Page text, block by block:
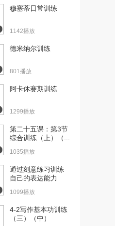
选颜
可选颜
06:21
创意合
18:07
创意合
18:11
创意合
18:13
穆塞蒂日常训练
1142播放
德米纳尔训练
801播放
阿卡休赛期训练
1299播放
第二十五课：第3节
综合训练（上）（...
1035播放
通过刻意练习训练
自己的表达能力
1099播放
4-2写作基本功训练
（三）（中）